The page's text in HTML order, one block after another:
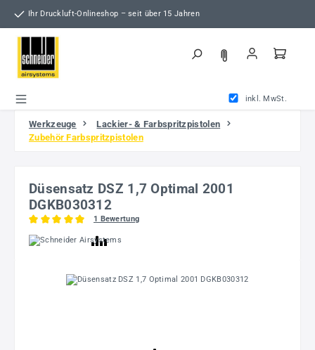
Zum Hauptinhalt springen
Ihr Druckluft-Onlineshop – seit über 15 Jahren
inkl. MwSt.
Werkzeuge
Lackier- & Farbspritzpistolen
Zubehör Farbspritzpistolen
Düsensatz DSZ 1,7 Optimal 2001
DGKB030312
Durchschnittliche Bewertung von 5 von 5 Sternen
1 Bewertung
Bildergalerie überspringen